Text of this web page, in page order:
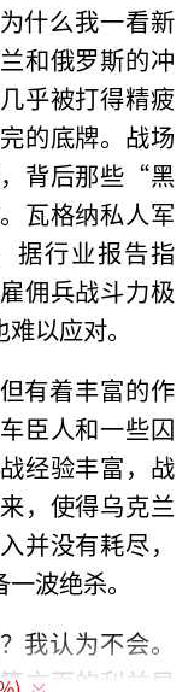
什么我一看新
和俄罗斯的冲
乎被打得精疲
的底牌。战场
背后那些“黑
瓦格纳私人军
据行业报告指
佣兵战斗力极
以应对。
有着丰富的作
臣人和一些囚
经验丰富，战
，使得乌克兰
并没有耗尽，
波绝杀。
我认为不会。
方面的利益早